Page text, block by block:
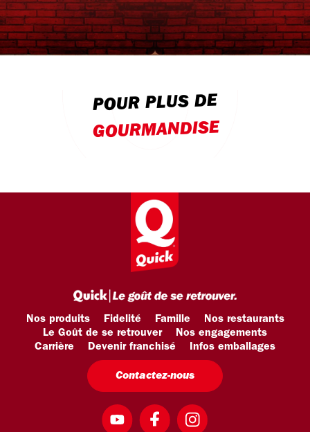
POUR PLUS DE
GOURMANDISE
Nos produits Fidelité Famille
Nos restaurants
Le Goût de se retrouver
Nos engagements
Carrière
Devenir franchisé Infos emballages
Contactez-nous